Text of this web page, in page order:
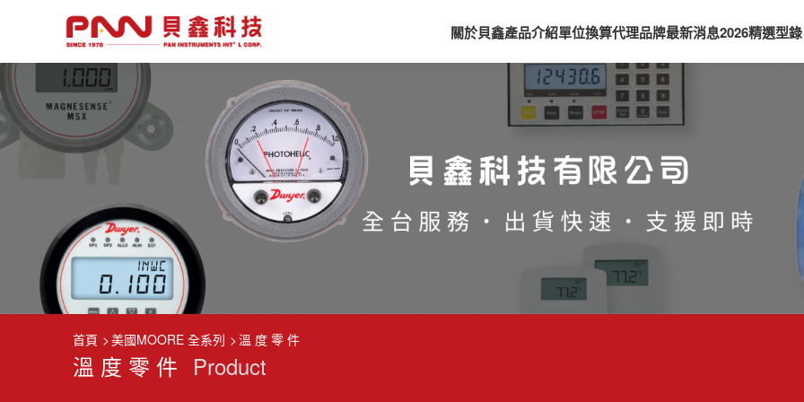
關於貝鑫產品介紹單位換算代理品牌最新消息2026精選型錄
首頁 美國MOORE 全系列 溫 度 零 件
溫 度 零 件 Product